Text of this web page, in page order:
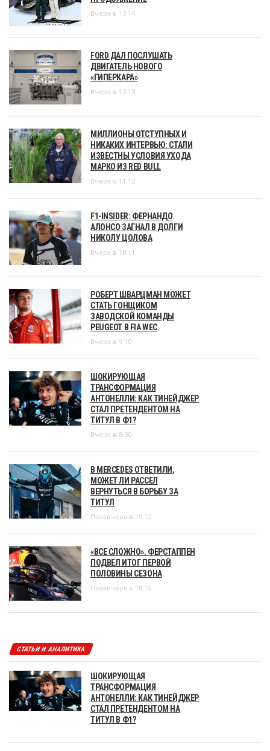
Вчера в 13:14
FORD ДАЛ ПОСЛУШАТЬ
ДВИГАТЕЛЬ НОВОГО
«ГИПЕРКАРА»
Вчера в 12:13
МИЛЛИОНЫ ОТСТУПНЫХ И
НИКАКИХ ИНТЕРВЬЮ: СТАЛИ
ИЗВЕСТНЫ УСЛОВИЯ УХОДА
МАРКО ИЗ RED BULL
Вчера в 11:12
F1-INSIDER: ФЕРНАНДО
АЛОНСО ЗАГНАЛ В ДОЛГИ
НИКОЛУ ЦОЛОВА
Вчера в 10:11
РОБЕРТ ШВАРЦМАН МОЖЕТ
СТАТЬ ГОНЩИКОМ
ЗАВОДСКОЙ КОМАНДЫ
PEUGEOT В FIA WEC
Вчера в 9:10
ШОКИРУЮЩАЯ
ТРАНСФОРМАЦИЯ
АНТОНЕЛЛИ: КАК ТИНЕЙДЖЕР
СТАЛ ПРЕТЕНДЕНТОМ НА
ТИТУЛ В Ф1?
Вчера в 8:30
В MERCEDES ОТВЕТИЛИ,
МОЖЕТ ЛИ РАССЕЛ
ВЕРНУТЬСЯ В БОРЬБУ ЗА
ТИТУЛ
Позавчера в 19:12
«ВСЕ СЛОЖНО». ФЕРСТАППЕН
ПОДВЕЛ ИТОГ ПЕРВОЙ
ПОЛОВИНЫ СЕЗОНА
Позавчера в 18:15
СТАТЬИ И АНАЛИТИКА
ШОКИРУЮЩАЯ
ТРАНСФОРМАЦИЯ
АНТОНЕЛЛИ: КАК ТИНЕЙДЖЕР
СТАЛ ПРЕТЕНДЕНТОМ НА
ТИТУЛ В Ф1?